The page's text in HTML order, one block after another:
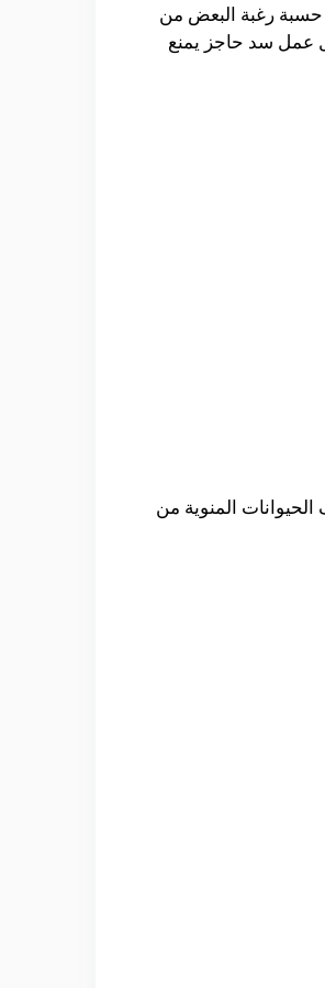
رغبة البعض من
عمل سد حاجز يمنع
المنوية من